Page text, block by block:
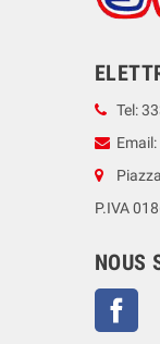
Tel:
P.IVA
NOUS